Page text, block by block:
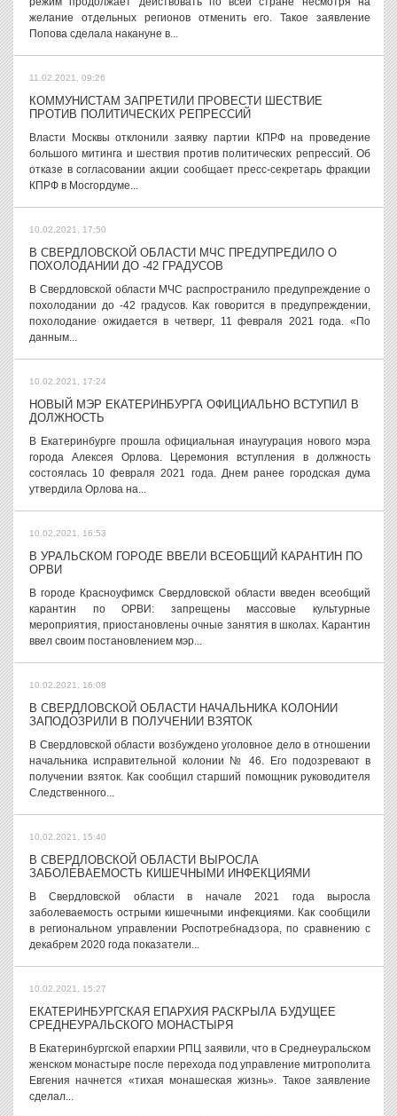
желание отдельных регионов отменить его. Такое заявление
Попова сделала накануне в...
11.02.2021, 09:26
КОММУНИСТАМ ЗАПРЕТИЛИ ПРОВЕСТИ ШЕСТВИЕ
ПРОТИВ ПОЛИТИЧЕСКИХ РЕПРЕССИЙ
Власти Москвы отклонили заявку партии КПРФ на проведение
большого митинга и шествия против политических репрессий. Об
отказе в согласовании акции сообщает пресс-секретарь фракции
КПРФ в Мосгордуме...
10.02.2021, 17:50
В СВЕРДЛОВСКОЙ ОБЛАСТИ МЧС ПРЕДУПРЕДИЛО О
ПОХОЛОДАНИИ ДО -42 ГРАДУСОВ
В Свердловской области МЧС распространило предупреждение о
похолодании до -42 градусов. Как говорится в предупреждении,
похолодание ожидается в четверг, 11 февраля 2021 года. «По
данным...
10.02.2021, 17:24
НОВЫЙ МЭР ЕКАТЕРИНБУРГА ОФИЦИАЛЬНО ВСТУПИЛ В
ДОЛЖНОСТЬ
В Екатеринбурге прошла официальная инаугурация нового мэра
города Алексея Орлова. Церемония вступления в должность
состоялась 10 февраля 2021 года. Днем ранее городская дума
утвердила Орлова на...
10.02.2021, 16:53
В УРАЛЬСКОМ ГОРОДЕ ВВЕЛИ ВСЕОБЩИЙ КАРАНТИН ПО
ОРВИ
В городе Красноуфимск Свердловской области введен всеобщий
карантин по ОРВИ: запрещены массовые культурные
мероприятия, приостановлены очные занятия в школах. Карантин
ввел своим постановлением мэр...
10.02.2021, 16:08
В СВЕРДЛОВСКОЙ ОБЛАСТИ НАЧАЛЬНИКА КОЛОНИИ
ЗАПОДОЗРИЛИ В ПОЛУЧЕНИИ ВЗЯТОК
В Свердловской области возбуждено уголовное дело в отношении
начальника исправительной колонии № 46. Его подозревают в
получении взяток. Как сообщил старший помощник руководителя
Следственного...
10.02.2021, 15:40
В СВЕРДЛОВСКОЙ ОБЛАСТИ ВЫРОСЛА
ЗАБОЛЕВАЕМОСТЬ КИШЕЧНЫМИ ИНФЕКЦИЯМИ
В Свердловской области в начале 2021 года выросла
заболеваемость острыми кишечными инфекциями. Как сообщили
в региональном управлении Роспотребнадзора, по сравнению с
декабрем 2020 года показатели...
10.02.2021, 15:27
ЕКАТЕРИНБУРГСКАЯ ЕПАРХИЯ РАСКРЫЛА БУДУЩЕЕ
СРЕДНЕУРАЛЬСКОГО МОНАСТЫРЯ
В Екатеринбургской епархии РПЦ заявили, что в Среднеуральском
женском монастыре после перехода под управление митрополита
Евгения начнется «тихая монашеская жизнь». Такое заявление
сделал...